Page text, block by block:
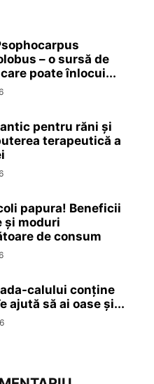
– o sursă de
poate înlocui...
pentru răni și
terapeutică a
papura! Beneficii
și moduri
de consum
calului conține
ajută să ai oase și...